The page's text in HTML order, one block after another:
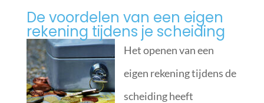
De voordelen van een eigen
rekening tijdens je scheiding
Het openen van een
eigen rekening tijdens de
scheiding heeft